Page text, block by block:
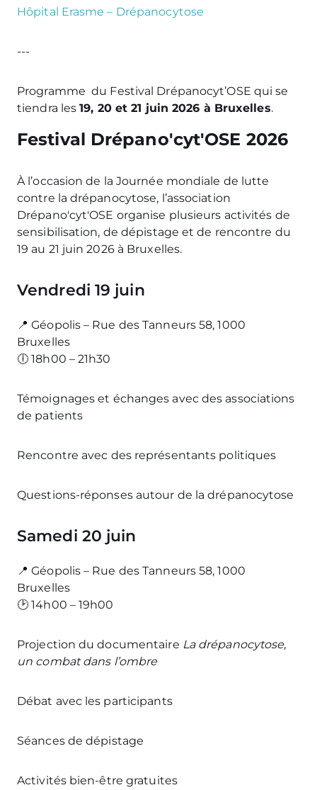
Hôpital Erasme – Drépanocytose
---
Programme du Festival Drépanocyt’OSE qui se
tiendra les19, 20 et 21 juin 2026 à Bruxelles.
Festival Drépano'cyt'OSE 2026
À l’occasion de la Journée mondiale de lutte
contre la drépanocytose, l’association
Drépano'cyt'OSE organise plusieurs activités de
sensibilisation, de dépistage et de rencontre du
19 au 21 juin 2026 à Bruxelles.
Vendredi 19 juin
📍 Géopolis – Rue des Tanneurs 58, 1000
Bruxelles
🕕 18h00 – 21h30
Témoignages et échanges avec des associations
de patients
Rencontre avec des représentants politiques
Questions-réponses autour de la drépanocytose
Samedi 20 juin
📍 Géopolis – Rue des Tanneurs 58, 1000
Bruxelles
🕑 14h00 – 19h00
Projection du documentaire La drépanocytose,
un combat dans l’ombre
Débat avec les participants
Séances de dépistage
Activités bien-être gratuites